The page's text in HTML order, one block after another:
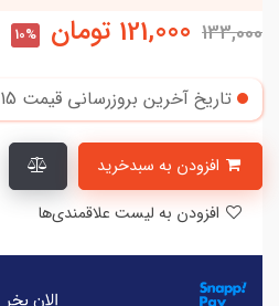
133,000
121,000 تومان 10%
تاریخ آخرین بروزرسانی قیمت 15 مرداد 1405